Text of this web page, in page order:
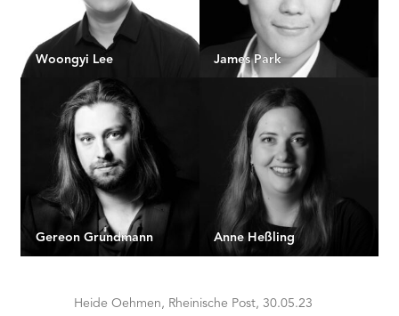
Woongyi Lee James Park
Gereon Grundmann Anne Heßling
Heide Oehmen, Rheinische Post, 30.05.23